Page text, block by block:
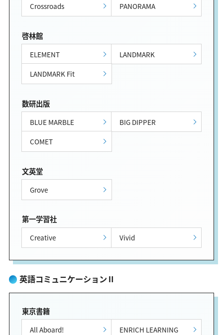
Crossroads PANORAMA
啓林館
ELEMENT
LANDMARK
LANDMARK Fit
数研出版
BLUE MARBLE
BIG DIPPER
COMET
文英堂
Grove
第一学習社
Creative Vivid
英語コミュニケーションⅡ
東京書籍
All Aboard!
ENRICH LEARNING